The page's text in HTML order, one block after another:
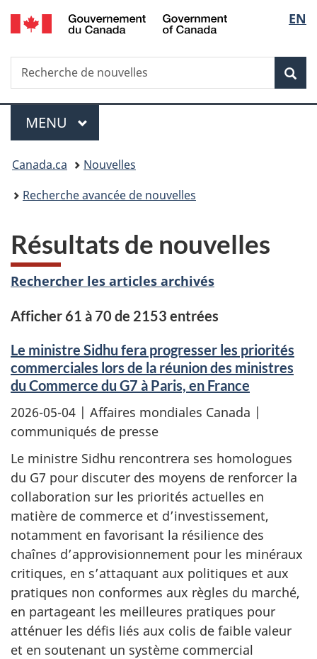
Passer
au
Passer
à
du
Passer
à
simplifiée
de
la
EN
Recherche
Recherche
de
Menu
MENU PRINCIPAL
Vous
êtes
Canada.ca
Nouvelles
Recherche avancée de nouvelles
Résultats de nouvelles
Rechercher les articles archivés
Afficher 61 à 70 de 2153 entrées
Le ministre Sidhu fera progresser les priorités
commerciales lors de la réunion des ministres
du Commerce du G7 à Paris, en France
2026-05-04 | Affaires mondiales Canada |
communiqués de presse
Le ministre Sidhu rencontrera ses homologues
du G7 pour discuter des moyens de renforcer la
collaboration sur les priorités actuelles en
matière de commerce et d’investissement,
notamment en favorisant la résilience des
chaînes d’approvisionnement pour les minéraux
critiques, en s’attaquant aux politiques et aux
pratiques non conformes aux règles du marché,
en partageant les meilleures pratiques pour
atténuer les défis liés aux colis de faible valeur
et en soutenant un système commercial